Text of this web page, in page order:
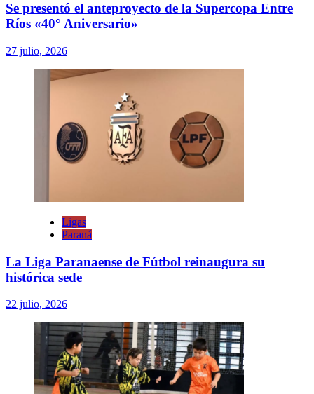
Se presentó el anteproyecto de la Supercopa Entre
Ríos «40° Aniversario»
27 julio, 2026
Ligas
Paraná
La Liga Paranaense de Fútbol reinaugura su
histórica sede
22 julio, 2026